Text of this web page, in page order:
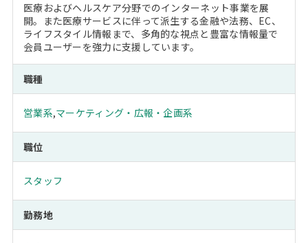
医療およびヘルスケア分野でのインターネット事業を展
開。また医療サービスに伴って派生する金融や法務、EC、
ライフスタイル情報まで、多角的な視点と豊富な情報量で
会員ユーザーを強力に支援しています。
職種
営業系,マーケティング・広報・企画系
職位
スタッフ
勤務地